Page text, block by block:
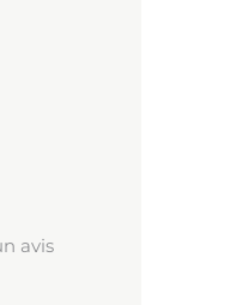
avis